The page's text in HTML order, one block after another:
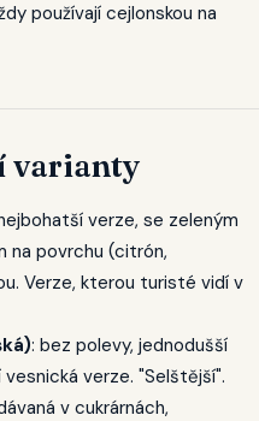
používají cejlonskou na
varianty
verze, se zeleným
na povrchu (citrón,
Verze, kterou turisté vidí v
: bez polevy, jednodušší
verze. "Selštější".
v cukrárnách,